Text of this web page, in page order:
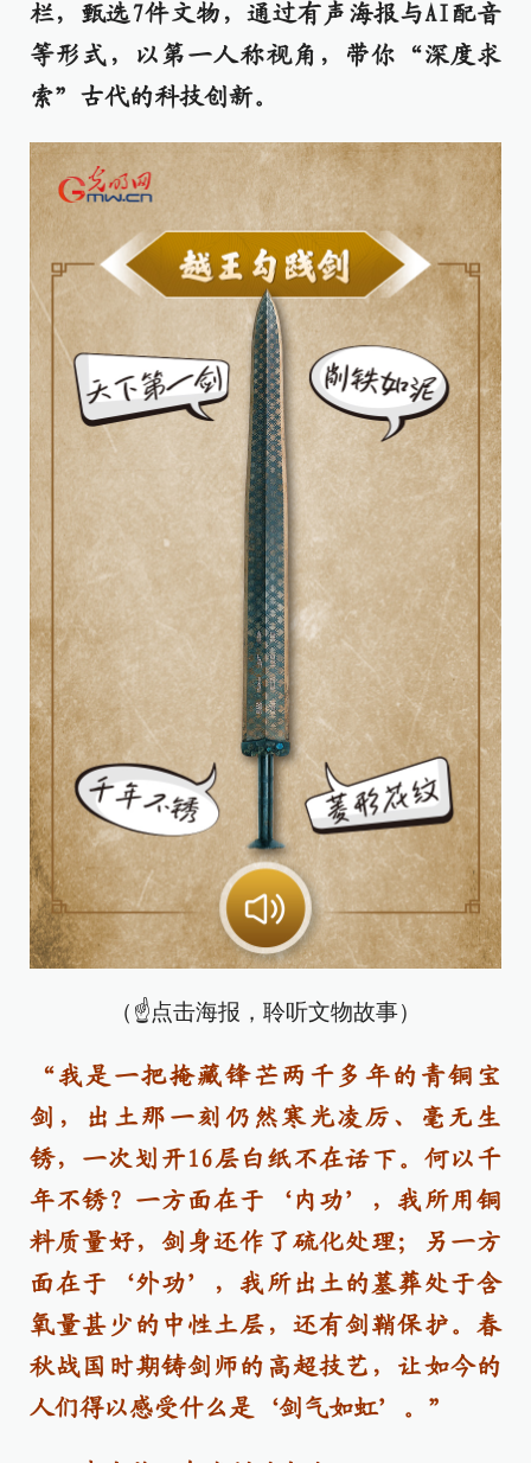
栏，甄选7件文物，通过有声海报与AI配音
等形式，以第一人称视角，带你“深度求
索”古代的科技创新。
（☝点击海报，聆听文物故事）
“我是一把掩藏锋芒两千多年的青铜宝
剑，出土那一刻仍然寒光凌厉、毫无生
锈，一次划开16层白纸不在话下。何以千
年不锈？一方面在于‘内功’，我所用铜
料质量好，剑身还作了硫化处理；另一方
面在于‘外功’，我所出土的墓葬处于含
氧量甚少的中性土层，还有剑鞘保护。春
秋战国时期铸剑师的高超技艺，让如今的
人们得以感受什么是‘剑气如虹’。”